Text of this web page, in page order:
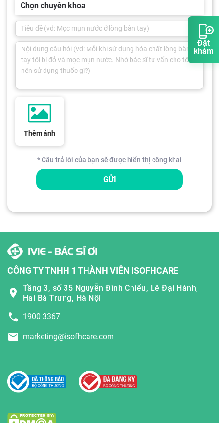
Đặt
khám
Chọn chuyên khoa
Thêm ảnh
* Câu trả lời của bạn sẽ được hiển thị công khai
GỬI
CÔNG TY TNHH 1 THÀNH VIÊN ISOFHCARE
Tầng 3, số 35 Nguyễn Đình Chiểu, Lê Đại Hành,
Hai Bà Trưng, Hà Nội
1900 3367
marketing@isofhcare.com